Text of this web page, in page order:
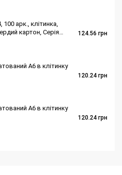
100 арк., клітинка,
картон, Серія
124.56 грн
А6 в клітинку
120.24 грн
А6 в клітинку
120.24 грн